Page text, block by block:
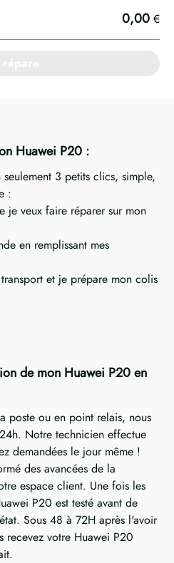
0,00 €
Huawei P20 :
seulement 3 petits clics, simple,
:
je veux faire réparer sur mon
en remplissant mes
et je prépare mon colis
de mon Huawei P20 en
poste ou en point relais, nous
Notre technicien effectue
demandées le jour même !
des avancées de la
espace client. Une fois les
P20 est testé avant de
Sous 48 à 72H après l'avoir
recevez votre Huawei P20